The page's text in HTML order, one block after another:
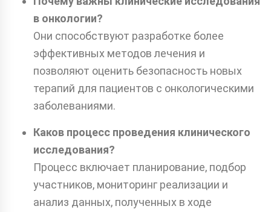
в онкологии?
Они способствуют разработке более
эффективных методов лечения и
позволяют оценить безопасность новых
терапий для пациентов с онкологическими
заболеваниями.
Каков процесс проведения клинического
исследования?
Процесс включает планирование, подбор
участников, мониторинг реализации и
анализ данных, полученных в ходе